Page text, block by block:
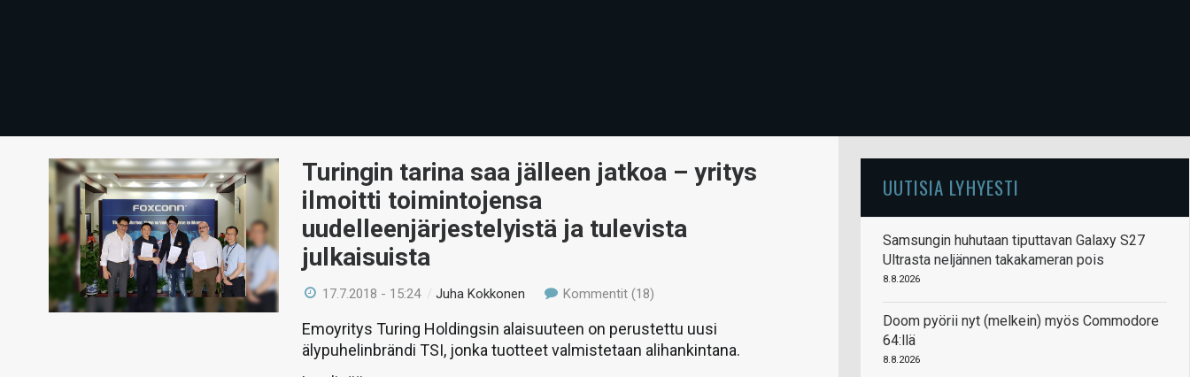
Turingin tarina saa jälleen jatkoa – yritys
ilmoitti toimintojensa
uudelleenjärjestelyistä ja tulevista
julkaisuista
17.7.2018 - 15:24 /Juha Kokkonen Kommentit (18)
Emoyritys Turing Holdingsin alaisuuteen on perustettu uusi
älypuhelinbrändi TSI, jonka tuotteet valmistetaan alihankintana.
UUTISIA LYHYESTI
Samsungin huhutaan tiputtavan Galaxy S27
Ultrasta neljännen takakameran pois
8.8.2026
Doom pyörii nyt (melkein) myös Commodore
64:llä
8.8.2026